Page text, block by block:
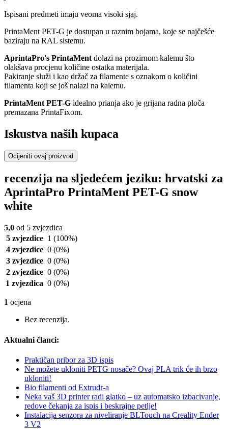
Ispisani predmeti imaju veoma visoki sjaj.
PrintaMent PET-G je dostupan u raznim bojama, koje se najčešće
baziraju na RAL sistemu.
AprintaPro's PrintaMent dolazi na prozirnom kalemu što
olakšava procjenu količine ostatka materijala.
Pakiranje služi i kao držač za filamente s oznakom o količini
filamenta koji se još nalazi na kalemu.
PrintaMent PET-G idealno prianja ako je grijana radna ploča
premazana PrintaFixom.
Iskustva naših kupaca
Ocijeniti ovaj proizvod
recenzija na sljedećem jeziku: hrvatski za
AprintaPro PrintaMent PET-G snow
white
5,0 od 5 zvjezdica
5 zvjezdice 1 (100%)
4 zvjezdice 0 (0%)
3 zvjezdice 0 (0%)
2 zvjezdice 0 (0%)
1 zvjezdica 0 (0%)
1 ocjena
Bez recenzija.
Aktualni članci:
Praktičan pribor za 3D ispis
Ne možete ukloniti PETG nosače? Ovaj PLA trik će ih brzo
ukloniti!
Bio filamenti od Extrudr-a
Neka vaš 3D printer radi glatko – uz automatsko izbacivanje,
redove čekanja za ispis i beskrajne petlje!
Instalacija senzora za niveliranje BLTouch na Creality Ender
3 V2